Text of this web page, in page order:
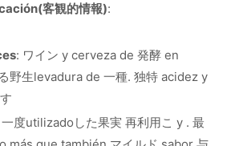
客観的情報):
: ワイン y cerveza de 発酵 en
野生levadura de 一種. 独特 acidez y
一度utilizadoした果実 再利用こ y . 最